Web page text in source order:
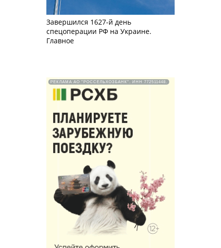
Завершился 1627-й день
спецоперации РФ на Украине.
Главное
РЕКЛАМА АО "РОССЕЛЬХОЗБАНК". ИНН 772511448.